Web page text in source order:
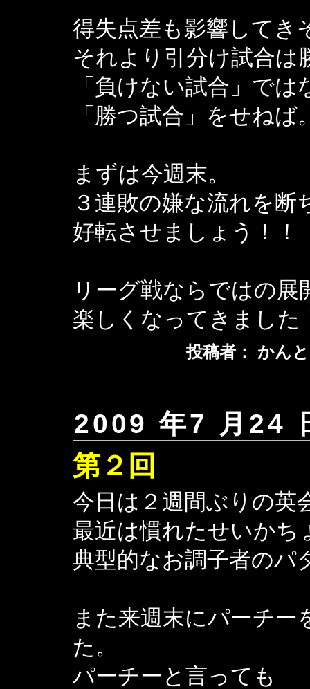
得失点差も影響してき
それより引分け試合は
「負けない試合」では
「勝つ試合」をせねば
まずは今週末。
３連敗の嫌な流れを断
好転させましょう！！
リーグ戦ならではの展
楽しくなってきました
投稿者： かん
2009 年7 月24
第２回
今日は２週間ぶりの英
最近は慣れたせいかち
典型的なお調子者のパ
また来週末にパーチ
た。
パーチーと言っても